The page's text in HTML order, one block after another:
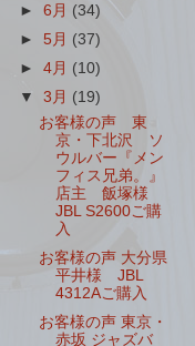
►6月 (34)
►5月 (37)
►4月 (10)
▼3月 (19)
お客様の声 東
京・下北沢 ソ
ウルバー『メン
フィス兄弟。』
店主 飯塚様
JBL S2600ご購
入
お客様の声 大分県
平井様 JBL
4312Aご購入
お客様の声 東京・
赤坂 ジャズバ